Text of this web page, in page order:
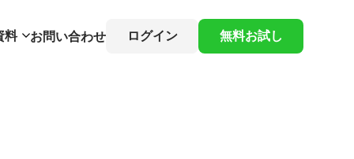
料 お問い合わせ ログイン 無料お試し